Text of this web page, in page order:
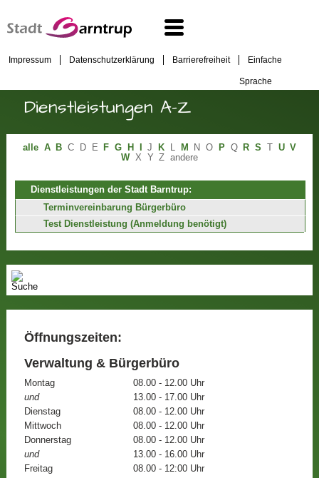
Impressum Datenschutzerklärung Barrierefreiheit Einfache
Sprache
Dienstleistungen A-Z
alle A B C D E F G H J K L M N O P Q R S U V
W X Y Z andere
Dienstleistungen der Stadt Barntrup:
Terminvereinbarung Bürgerbüro
Test Dienstleistung (Anmeldung benötigt)
Öffnungszeiten:
Verwaltung & Bürgerbüro
Montag
08.00 - 12.00 Uhr
und
13.00 - 17.00 Uhr
Dienstag
08.00 - 12.00 Uhr
Mittwoch
08.00 - 12.00 Uhr
Donnerstag
08.00 - 12.00 Uhr
und
13.00 - 16.00 Uhr
Freitag
08.00 - 12:00 Uhr